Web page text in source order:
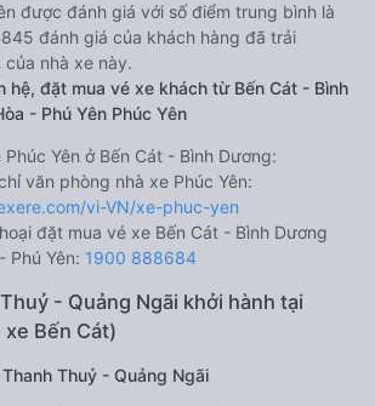
được đánh giá với số điểm trung bình là
đánh giá của khách hàng đã trải
nhà xe này.
hệ, đặt mua vé xe khách từ Bến Cát - Bình
- Phú Yên Phúc Yên
Yên ở Bến Cát - Bình Dương:
văn phòng nhà xe Phúc Yên:
vi-VN/xe-phuc-yen
đặt mua vé xe Bến Cát - Bình Dương
Phú Yên: 1900 888684
- Quảng Ngãi khởi hành tại
Bến Cát)
Thuỷ - Quảng Ngãi